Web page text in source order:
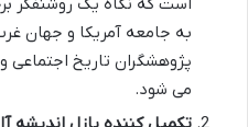
به جامعه آمریکا و جهان
پژوهشگران تاریخ
می شود.